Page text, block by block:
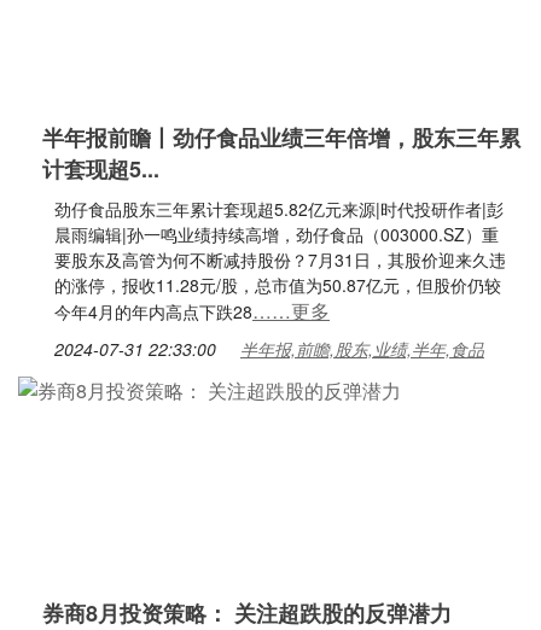
半年报前瞻丨劲仔食品业绩三年倍增，股东三年累
计套现超5...
劲仔食品股东三年累计套现超5.82亿元来源|时代投研作者|彭
晨雨编辑|孙一鸣业绩持续高增，劲仔食品（003000.SZ）重
要股东及高管为何不断减持股份？7月31日，其股价迎来久违
的涨停，报收11.28元/股，总市值为50.87亿元，但股价仍较
今年4月的年内高点下跌28……更多
2024-07-31 22:33:00 半年报,前瞻,股东,业绩,半年,食品
券商8月投资策略： 关注超跌股的反弹潜力